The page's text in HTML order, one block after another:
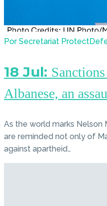
Por Secretariat
18 Jul:
Albanese, an
As the world marks Nelson
are reminded not only of
against apartheid…